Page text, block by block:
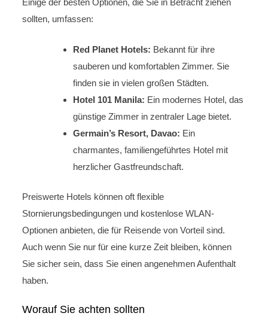
Einige der besten Optionen, die Sie in Betracht ziehen
sollten, umfassen:
Red Planet Hotels: Bekannt für ihre
sauberen und komfortablen Zimmer. Sie
finden sie in vielen großen Städten.
Hotel 101 Manila: Ein modernes Hotel, das
günstige Zimmer in zentraler Lage bietet.
Germain’s Resort, Davao: Ein
charmantes, familiengeführtes Hotel mit
herzlicher Gastfreundschaft.
Preiswerte Hotels können oft flexible
Stornierungsbedingungen und kostenlose WLAN-
Optionen anbieten, die für Reisende von Vorteil sind.
Auch wenn Sie nur für eine kurze Zeit bleiben, können
Sie sicher sein, dass Sie einen angenehmen Aufenthalt
haben.
Worauf Sie achten sollten